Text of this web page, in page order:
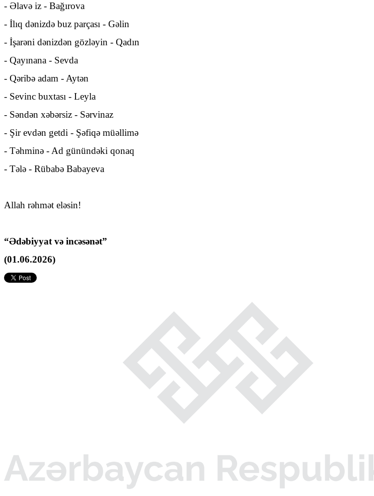
- Əlavə iz - Bağırova
- İlıq dənizdə buz parçası - Gəlin
- İşarəni dənizdən gözləyin - Qadın
- Qayınana - Sevda
- Qəribə adam - Aytən
- Sevinc buxtası - Leyla
- Səndən xəbərsiz - Sərvinaz
- Şir evdən getdi - Şəfiqə müəllimə
- Təhminə - Ad günündəki qonaq
- Tələ - Rübabə Babayeva
Allah rəhmət eləsin!
“Ədəbiyyat və incəsənət”
(01.06.2026)